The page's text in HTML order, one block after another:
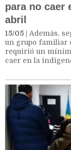
para no caer
abril
15/05 | Además,
un grupo familiar
requirió un
caer en la